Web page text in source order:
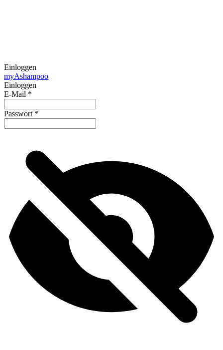
Einloggen
myAshampoo
Einloggen
E-Mail *
Passwort *